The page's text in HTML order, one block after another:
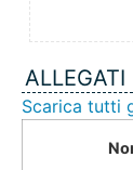
ALLEGATI
Scarica tutti